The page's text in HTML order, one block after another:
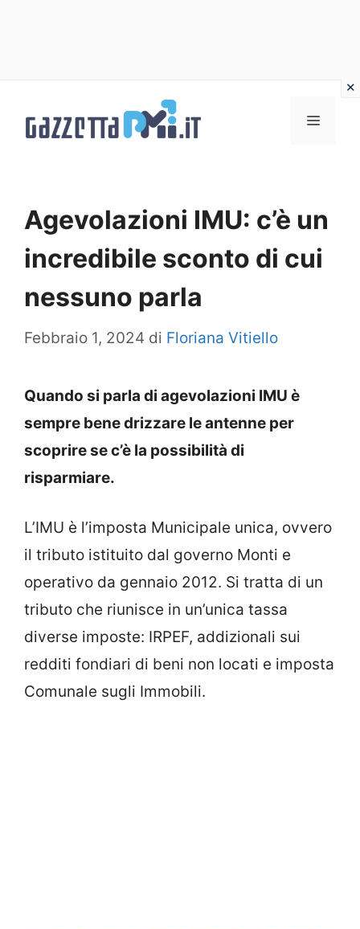
Menu
Agevolazioni IMU: c’è un
incredibile sconto di cui
nessuno parla
Febbraio 1, 2024 di Floriana Vitiello
Quando si parla di agevolazioni IMU è
sempre bene drizzare le antenne per
scoprire se c’è la possibilità di
risparmiare.
L’IMU è l’imposta Municipale unica, ovvero
il tributo istituito dal governo Monti e
operativo da gennaio 2012. Si tratta di un
tributo che riunisce in un’unica tassa
diverse imposte: IRPEF, addizionali sui
redditi fondiari di beni non locati e imposta
Comunale sugli Immobili.